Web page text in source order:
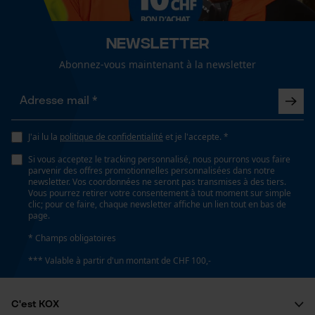
Coupe en biais
Tension de chaîne sans outil
Non
Non
Énergie & performance
Newsletter
Abonnez-vous maintenant à la newsletter
J'ai lu la politique de confidentialité et je l'accepte. *
Si vous acceptez le tracking personnalisé, nous pourrons vous faire
parvenir des offres promotionnelles personnalisées dans notre
newsletter. Vos coordonnées ne seront pas transmises à des tiers.
Vous pourrez retirer votre consentement à tout moment sur simple
clic; pour ce faire, chaque newsletter affiche un lien tout en bas de
page.
* Champs obligatoires
*** Valable à partir d'un montant de CHF 100,-
C'est KOX
Cookies de performance et de
fonctionnalité
Page d'accueil personnalisée
Panier sauvegardé
Salutation personnelle
Géo-IP et détection des
utilisateurs
Google Maps
Prise de contact par chat